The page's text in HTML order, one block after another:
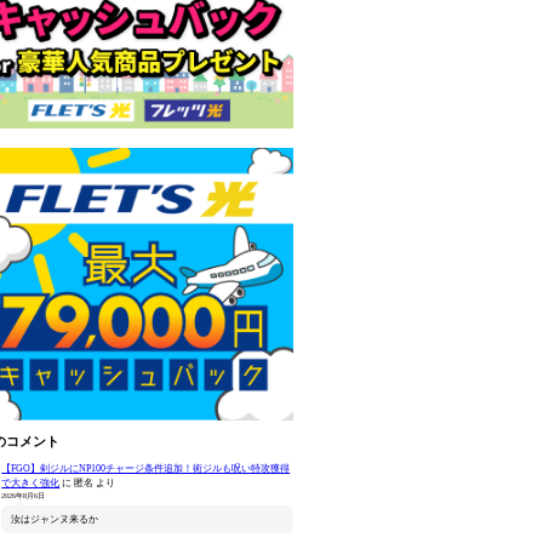
コメント
【FGO】剣ジルにNP100チャージ条件追加！術ジルも呪い特攻獲得
で大きく強化 に 匿名 より
2026年8月6日
汝はジャンヌ来るか